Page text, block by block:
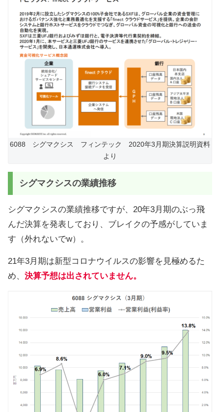
6088 シグマクシス フィンテック 2020年3月期決算説明資料
より
シグマクシスの業績推移
シグマクシスの業績推移ですが、20年3月期のぶっ飛
んだ決算を発表しており、ブレイクの予感がしていま
す（外れないでw）。
21年3月期は新型コロナウイルスの影響を見極めるた
め、 決算予想は出されていません。